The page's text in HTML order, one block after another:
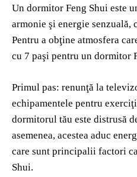
Un dormitor Feng Shui este
armonie şi energie senzuală,
Pentru a obţine atmosfera
cu 7 paşi pentru un dormitor
Primul pas: renunţă la
echipamentele pentru
dormitorul tău este distrusă
asemenea, acestea aduc
care sunt principalii factori
Shui.